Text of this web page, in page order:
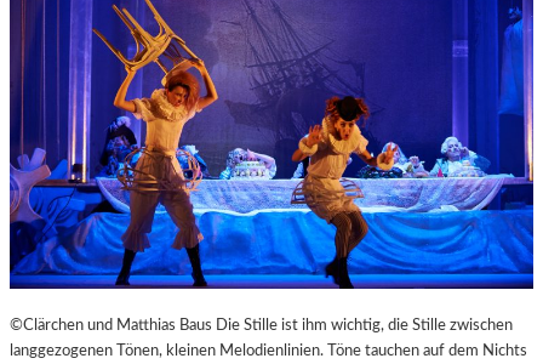
©Clärchen und Matthias Baus Die Stille ist ihm wichtig, die Stille zwischen
langgezogenen Tönen, kleinen Melodienlinien. Töne tauchen auf dem Nichts